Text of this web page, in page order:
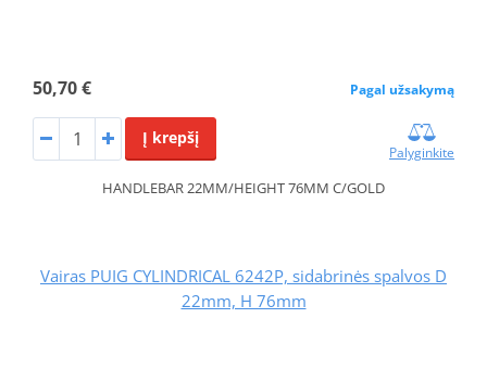
50,70 € Pagal užsakymą
Į krepšį
Palyginkite
HANDLEBAR 22MM/HEIGHT 76MM C/GOLD
Vairas PUIG CYLINDRICAL 6242P, sidabrinės spalvos D
22mm, H 76mm